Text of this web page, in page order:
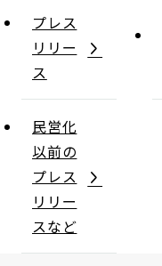
プレス
リリー
ス
民営化
以前の
プレス
リリー
スなど